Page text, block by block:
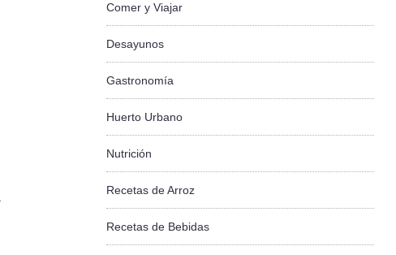
Comer y Viajar
Desayunos
Gastronomía
Huerto Urbano
Nutrición
Recetas de Arroz
Recetas de Bebidas